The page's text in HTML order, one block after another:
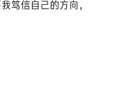
笃信自己的方向，